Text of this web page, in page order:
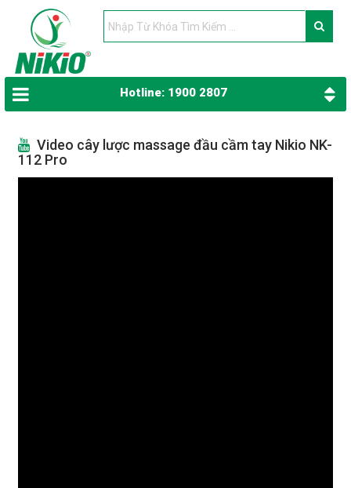
Hotline: 1900 2807
Video cây lược massage đầu cầm tay Nikio NK-
112 Pro